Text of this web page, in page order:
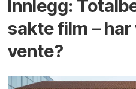
Innlegg:
sakte film – har
vente?